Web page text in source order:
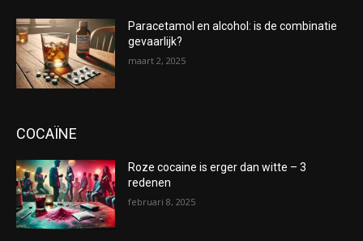
Paracetamol en alcohol: is de combinatie
gevaarlijk?
maart 2, 2025
COCAÏNE
Roze cocaine is erger dan witte – 3
redenen
februari 8, 2025